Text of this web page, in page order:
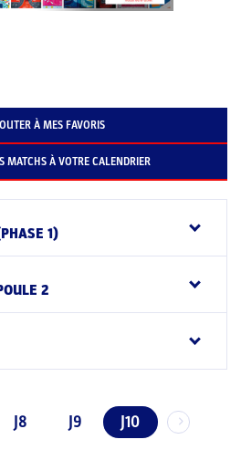
À MES FAVORIS
MATCHS À VOTRE CALENDRIER
1)
2
J8 J9 J10